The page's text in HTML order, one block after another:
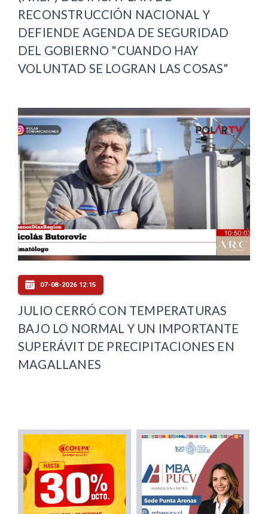
RECONSTRUCCIÓN NACIONAL Y
DEFIENDE AGENDA DE SEGURIDAD
DEL GOBIERNO "CUANDO HAY
VOLUNTAD SE LOGRAN LAS COSAS"
07-08-2026 12:15
JULIO CERRÓ CON TEMPERATURAS
BAJO LO NORMAL Y UN IMPORTANTE
SUPERÁVIT DE PRECIPITACIONES EN
MAGALLANES